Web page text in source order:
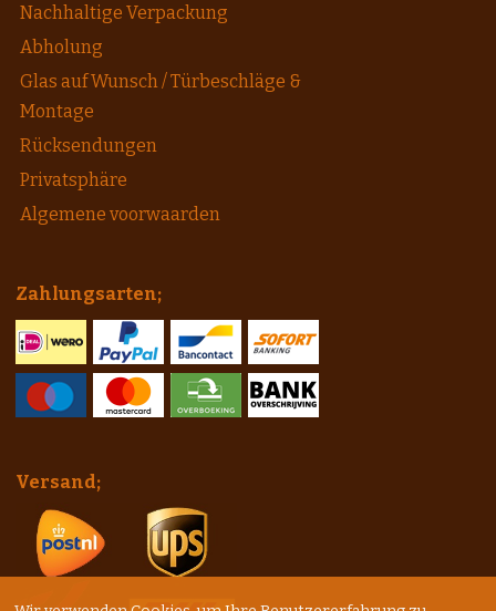
Nachhaltige Verpackung
Abholung
Glas auf Wunsch / Türbeschläge &
Montage
Rücksendungen
Privatsphäre
Algemene voorwaarden
Zahlungsarten;
Versand;